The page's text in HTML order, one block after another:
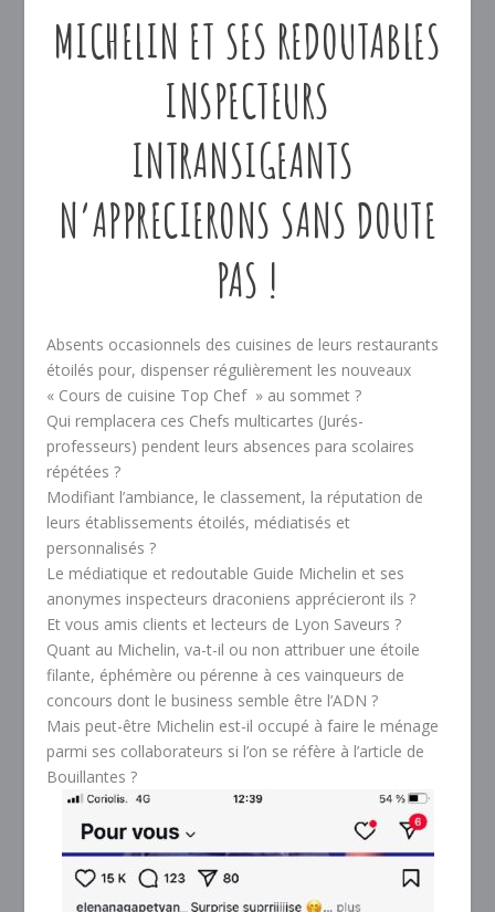
MICHELIN ET SES REDOUTABLES
INSPECTEURS
INTRANSIGEANTS
N’APPRECIERONS SANS DOUTE
PAS !
Absents occasionnels des cuisines de leurs restaurants
étoilés pour, dispenser régulièrement les nouveaux
« Cours de cuisine Top Chef » au sommet ?
Qui remplacera ces Chefs multicartes (Jurés-
professeurs) pendent leurs absences para scolaires
répétées ?
Modifiant l’ambiance, le classement, la réputation de
leurs établissements étoilés, médiatisés et
personnalisés ?
Le médiatique et redoutable Guide Michelin et ses
anonymes inspecteurs draconiens apprécieront ils ?
Et vous amis clients et lecteurs de Lyon Saveurs ?
Quant au Michelin, va-t-il ou non attribuer une étoile
filante, éphémère ou pérenne à ces vainqueurs de
concours dont le business semble être l’ADN ?
Mais peut-être Michelin est-il occupé à faire le ménage
parmi ses collaborateurs si l’on se réfère à l’article de
Bouillantes ?